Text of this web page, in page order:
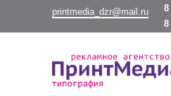
8
printmedia_dzr@mail.ru
8